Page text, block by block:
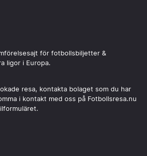
för fotbollsbiljetter &
ligor i Europa.
resa, kontakta bolaget som du har
i kontakt med oss på Fotbollsresa.nu